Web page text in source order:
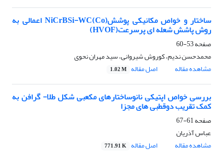
ساختار و خواص مکانیکی پوششNiCrBSi-WC(Co) اعمالی به
روش پاشش شعله ای پرسرعت(HVOF)
صفحه53-60
محمدحسن ندیم، کوروش شیروانی، سید مهران نحوی
مشاهده مقاله
اصل مقاله 1.02 M
بررسی خواص اپتیکی نانوساختارهای مکعبی شکل طلا- گرافن به
کمک تقریب دوقطبی های مجزا
صفحه61-67
عباس آذریان
مشاهده مقاله
اصل مقاله 771.91 K